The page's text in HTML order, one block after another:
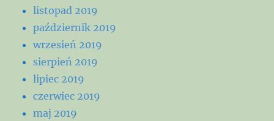
listopad 2019
październik 2019
wrzesień 2019
sierpień 2019
lipiec 2019
czerwiec 2019
maj 2019